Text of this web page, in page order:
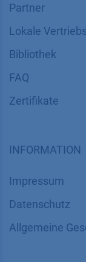
Partner
Lokale
Bibliothek
FAQ
Zertifikate
INFORMATION
Impressum
Datenschutz
​​​​​​​​​​​​​​​​​Allgemeine